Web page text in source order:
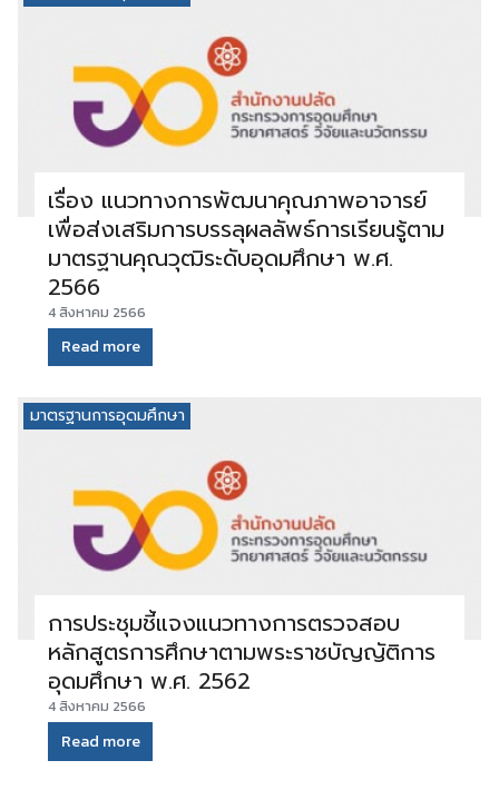
เรื่อง แนวทางการพัฒนาคุณภาพอาจารย์
เพื่อส่งเสริมการบรรลุผลลัพธ์การเรียนรู้ตาม
มาตรฐานคุณวุฒิระดับอุดมศึกษา พ.ศ.
2566
4 สิงหาคม 2566
Read more
มาตรฐานการอุดมศึกษา
การประชุมชี้แจงแนวทางการตรวจสอบ
หลักสูตรการศึกษาตามพระราชบัญญัติการ
อุดมศึกษา พ.ศ. 2562
4 สิงหาคม 2566
Read more